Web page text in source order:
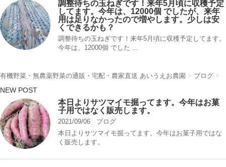
調整待ちの玉ねぎです！来年5月頃に収穫予定
してます。今年は、12000個 でしたが、来年
用は足りなかったので増やします。少しは安
くできるかも？
調整待ちの玉ねぎです！来年5月頃に収穫予定してます。
今年は、12000個 でした ...
有機野菜・無農薬野菜の通販・宅配・農家直送 あいうえお農園 > ブログ >
NEW POST
本日よりサツマイモ掘ってます。今年はお菓
子用ではなく販売します。
2021/09/06
ブログ
本日よりサツマイモ掘ってます。今年はお菓子用ではな
く販売します。